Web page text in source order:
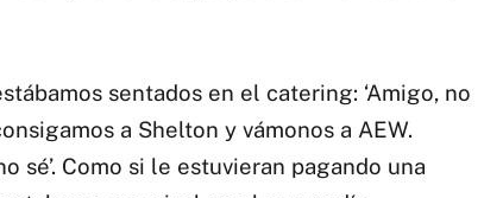
sentados en el catering: ‘Amigo, no
a Shelton y vámonos a AEW.
sé’. Como si le estuvieran pagando una